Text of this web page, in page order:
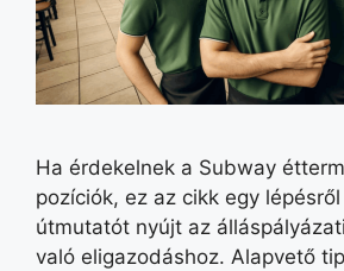
Ha érdekelnek a Subway
pozíciók, ez az cikk egy
útmutatót nyújt az
való eligazodáshoz. Alapvető